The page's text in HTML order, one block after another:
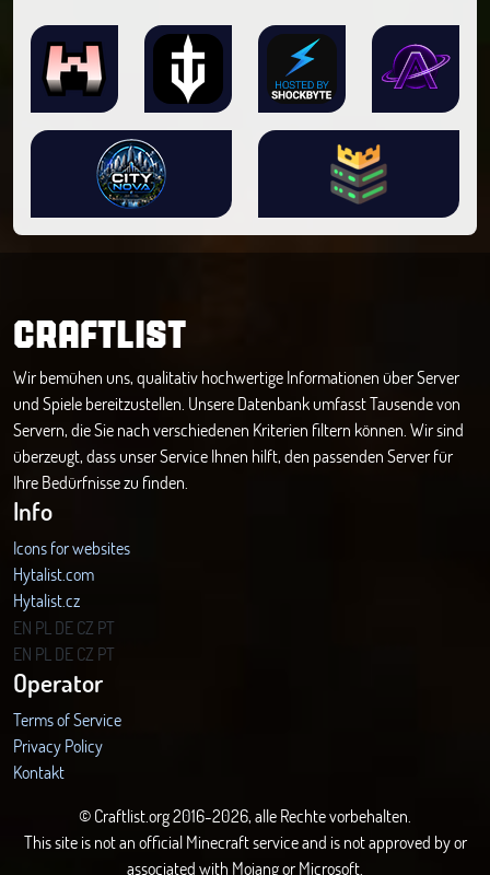
CRAFTLIST
Wir bemühen uns, qualitativ hochwertige Informationen über Server
und Spiele bereitzustellen. Unsere Datenbank umfasst Tausende von
Servern, die Sie nach verschiedenen Kriterien filtern können. Wir sind
überzeugt, dass unser Service Ihnen hilft, den passenden Server für
Ihre Bedürfnisse zu finden.
Info
Icons for websites
Hytalist.com
Hytalist.cz
Hytamods.org
EN PL DECZ PT
EN PL DECZ PT
Operator
Terms of Service
Privacy Policy
Kontakt
© Craftlist.org 2016-2026, alle Rechte vorbehalten.
This site is not an official Minecraft service and is not approved by or
associated with Mojang or Microsoft.